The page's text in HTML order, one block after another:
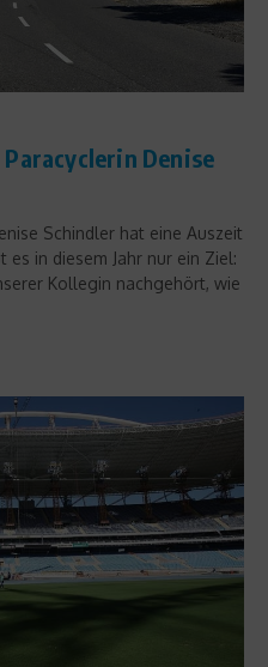
Denise
Schindler hat eine Auszeit
es in diesem Jahr nur ein Ziel:
Kollegin nachgehört, wie